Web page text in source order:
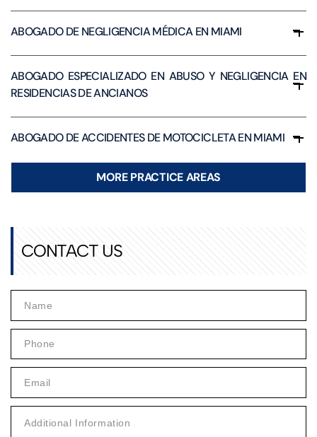
ABOGADO DE NEGLIGENCIA MÉDICA EN MIAMI
ABOGADO ESPECIALIZADO EN ABUSO Y NEGLIGENCIA EN
RESIDENCIAS DE ANCIANOS
ABOGADO DE ACCIDENTES DE MOTOCICLETA EN MIAMI
MORE PRACTICE AREAS
CONTACT US